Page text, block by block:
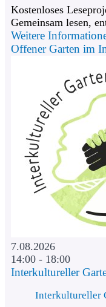
Kostenloses
Gemeinsam lesen,
Weitere
Offener Garten im
7.08.2026
14:00 - 18:00
Interkultureller
Interkultureller